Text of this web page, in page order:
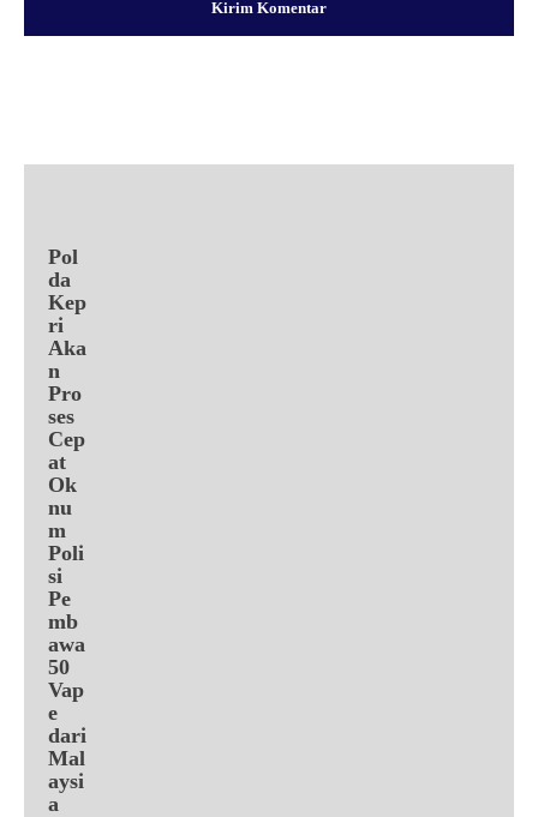
Pol
da
Kep
ri
Aka
n
Pro
ses
Cep
at
Ok
nu
m
Poli
si
Pe
mb
awa
50
Vap
e
dari
Mal
aysi
a